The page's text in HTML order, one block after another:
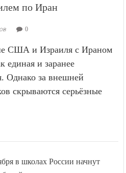
по Иран
0
США и Израиля с Ираном
единая и заранее
Однако за внешней
скрываются серьёзные
в школах России начнут